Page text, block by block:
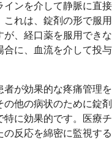
インを介して静脈に直接
れは、錠剤の形で服用
、経口薬を服用できな
合に、血流を介して投与
者が効果的な疼痛管理を
他の病状のために錠剤
特に効果的です。医療チ
反応を綿密に監視する